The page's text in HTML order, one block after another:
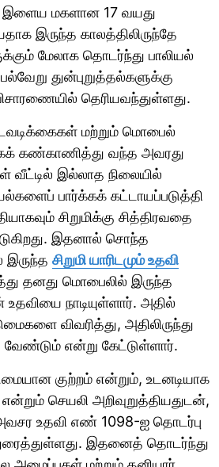
இளைய மகளான 17 வயது
இருந்த காலத்திலிருந்தே
மேலாக தொடர்ந்து பாலியல்
துன்புறுத்தல்களுக்கு
தெரியவந்துள்ளது.
மற்றும் மொபைல்
கண்காணித்து வந்த அவரது
வீட்டில் இல்லாத நிலையில்
பார்க்கக் கட்டாயப்படுத்தி
சிறுமிக்கு சித்திரவதை
இதனால் சொந்த
இருந்த சிறுமி யாரிடமும் உதவி
தனது மொபைலில் இருந்த
நாடியுள்ளார். அதில்
விவரித்து, அதிலிருந்து
என்று கேட்டுள்ளார்.
குற்றம் என்றும், உடனடியாக
செயலி அறிவுறுத்தியதுடன்,
உதவி எண் 1098-ஐ தொடர்பு
இதனைத் தொடர்ந்து